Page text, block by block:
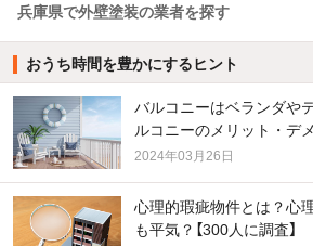
兵庫県で外壁塗装の業者を探す
おうち時間を豊かにするヒント
バルコニーはベランダや
ルコニーのメリット・デ
2024年03月26日
心理的瑕疵物件とは？心
も平気？【300人に調査】